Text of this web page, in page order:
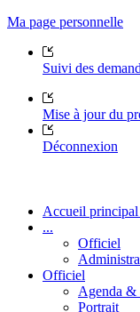
Ma page personnelle
Suivi des
Mise à jour du
Déconnexion
Accueil principal
...
Officiel
Officiel
Agenda &
Portrait